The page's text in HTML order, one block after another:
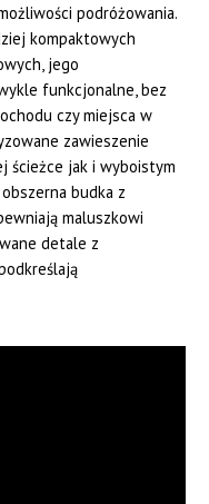
podróżowania.
kompaktowych
jego
funkcjonalne, bez
czy miejsca w
zawieszenie
ścieżce jak i wyboistym
budka z
maluszkowi
detale z